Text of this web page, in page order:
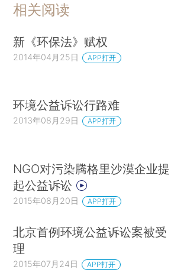
相关阅读
新《环保法》赋权
2014年04月25日 APP打开
环境公益诉讼行路难
2013年08月29日 APP打开
NGO对污染腾格里沙漠企业提
起公益诉讼
2015年08月20日 APP打开
北京首例环境公益诉讼案被受
理
2015年07月24日 APP打开